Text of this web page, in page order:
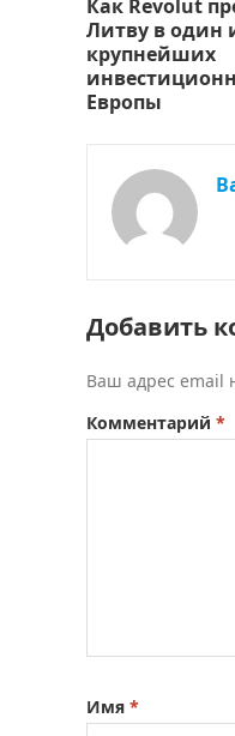
Как Revolut
Литву в один
крупнейших
Европы
Добавить
Ваш адрес email
Комментарий *
Имя *